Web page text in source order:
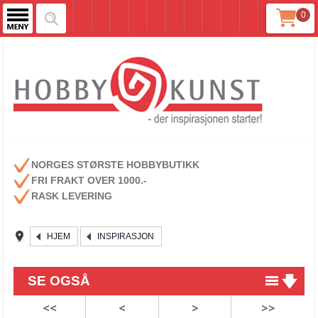
0
NORGES STØRSTE HOBBYBUTIKK
FRI FRAKT OVER 1000.-
RASK LEVERING
HJEM INSPIRASJON
SE OGSÅ
Bærekraftig matpapir
<< < > >>